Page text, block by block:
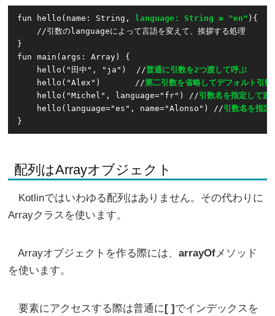
fun hello(name: String, language: String = "en" ){
    //引数のlanguageによって言語を変えて、挨拶する処理
}
fun main(args: Array) {
    hello("田中", "ja")  //
普通に引数を2つ渡して呼ぶ
    hello("Alex")       //
第二引数を省略してデフォルト引数
    hello("Michel", language="fr") //
引数名を指定して渡
    hello(language="es", name="Alonso") //
引数名を指定
}
配列はArrayオブジェクト
Kotlinではいわゆる配列はありません。その代わりに
Arrayクラスを使います。
Arrayオブジェクトを作る際には、arrayOf メソッド
を使います。
要素にアクセスする際は普通に[ ]でインデックスを